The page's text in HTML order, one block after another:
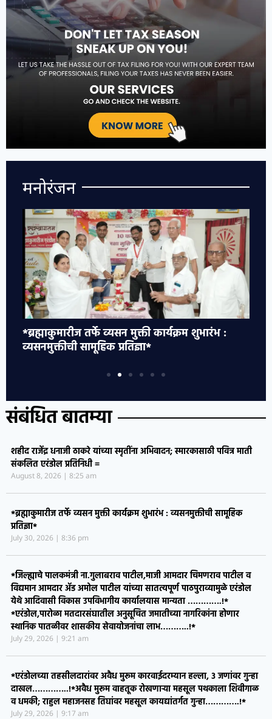
मनोरंजन
*ब्रह्माकुमारीज तर्फे व्यसन मुक्ती कार्यक्रम शुभारंभ :
व्यसनमुक्तीची सामूहिक प्रतिज्ञा*
संबंधित बातम्या
शहीद राजेंद्र धनाजी ठाकरे यांच्या स्मृतींना अभिवादन; स्मारकासाठी पवित्र माती
संकलित एरंडोल प्रतिनिधी =
August 8, 2026 8:25 am
*ब्रह्माकुमारीज तर्फे व्यसन मुक्ती कार्यक्रम शुभारंभ : व्यसनमुक्तीची सामूहिक
प्रतिज्ञा*
July 30, 2026 8:36 pm
*जिल्ह्याचे पालकमंत्री ना.गुलाबराव पाटील,माजी आमदार चिमणराव पाटील व
विद्यमान आमदार ॲड अमोल पाटील यांच्या सातत्यपूर्ण पाठपुराव्यामुळे एरंडोल
येथे आदिवासी विकास उपविभागीय कार्यालयास मान्यता ………….!*
*एरंडोल,पारोळा मतदारसंघातील अनुसूचित जमातीच्या नागरिकांना होणार
स्थानिक पातळीवर शासकीय सेवायोजनांचा लाभ………..!*
July 29, 2026 9:21 am
*एरंडोलच्या तहसीलदारांवर अवैध मुरूम कारवाईदरम्यान हल्ला, ३ जणांवर गुन्हा
दाखल…………..!*​अवैध मुरूम वाहतूक रोखणाऱ्या महसूल पथकाला शिवीगाळ
व धमकी; राहुल महाजनसह तिघांवर महसूल कायद्यांतर्गत गुन्हा………….!*
July 29, 2026 9:17 am